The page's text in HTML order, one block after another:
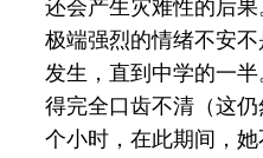
还会产生灾难性的后
极端强烈的情绪不安
发生，直到中学的一
得完全口齿不清（这
个小时，在此期间，